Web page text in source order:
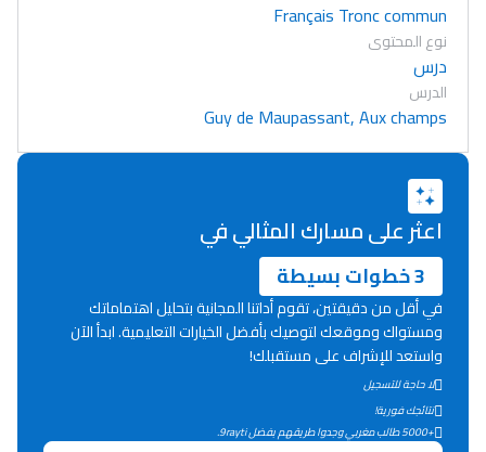
التعليم الثانوي التأهيلي
Français Tronc commun
نوع المحتوى
درس
الدرس
Guy de Maupassant, Aux champs
اعثر على مسارك المثالي في
3 خطوات بسيطة
في أقل من دقيقتين، تقوم أداتنا المجانية بتحليل اهتماماتك
ومستواك وموقعك لتوصيك بأفضل الخيارات التعليمية. ابدأ الآن
واستعد للإشراف على مستقبلك!
لا حاجة للتسجيل
نتائجك فورية!
+5000 طالب مغربي وجدوا طريقهم بفضل 9rayti.